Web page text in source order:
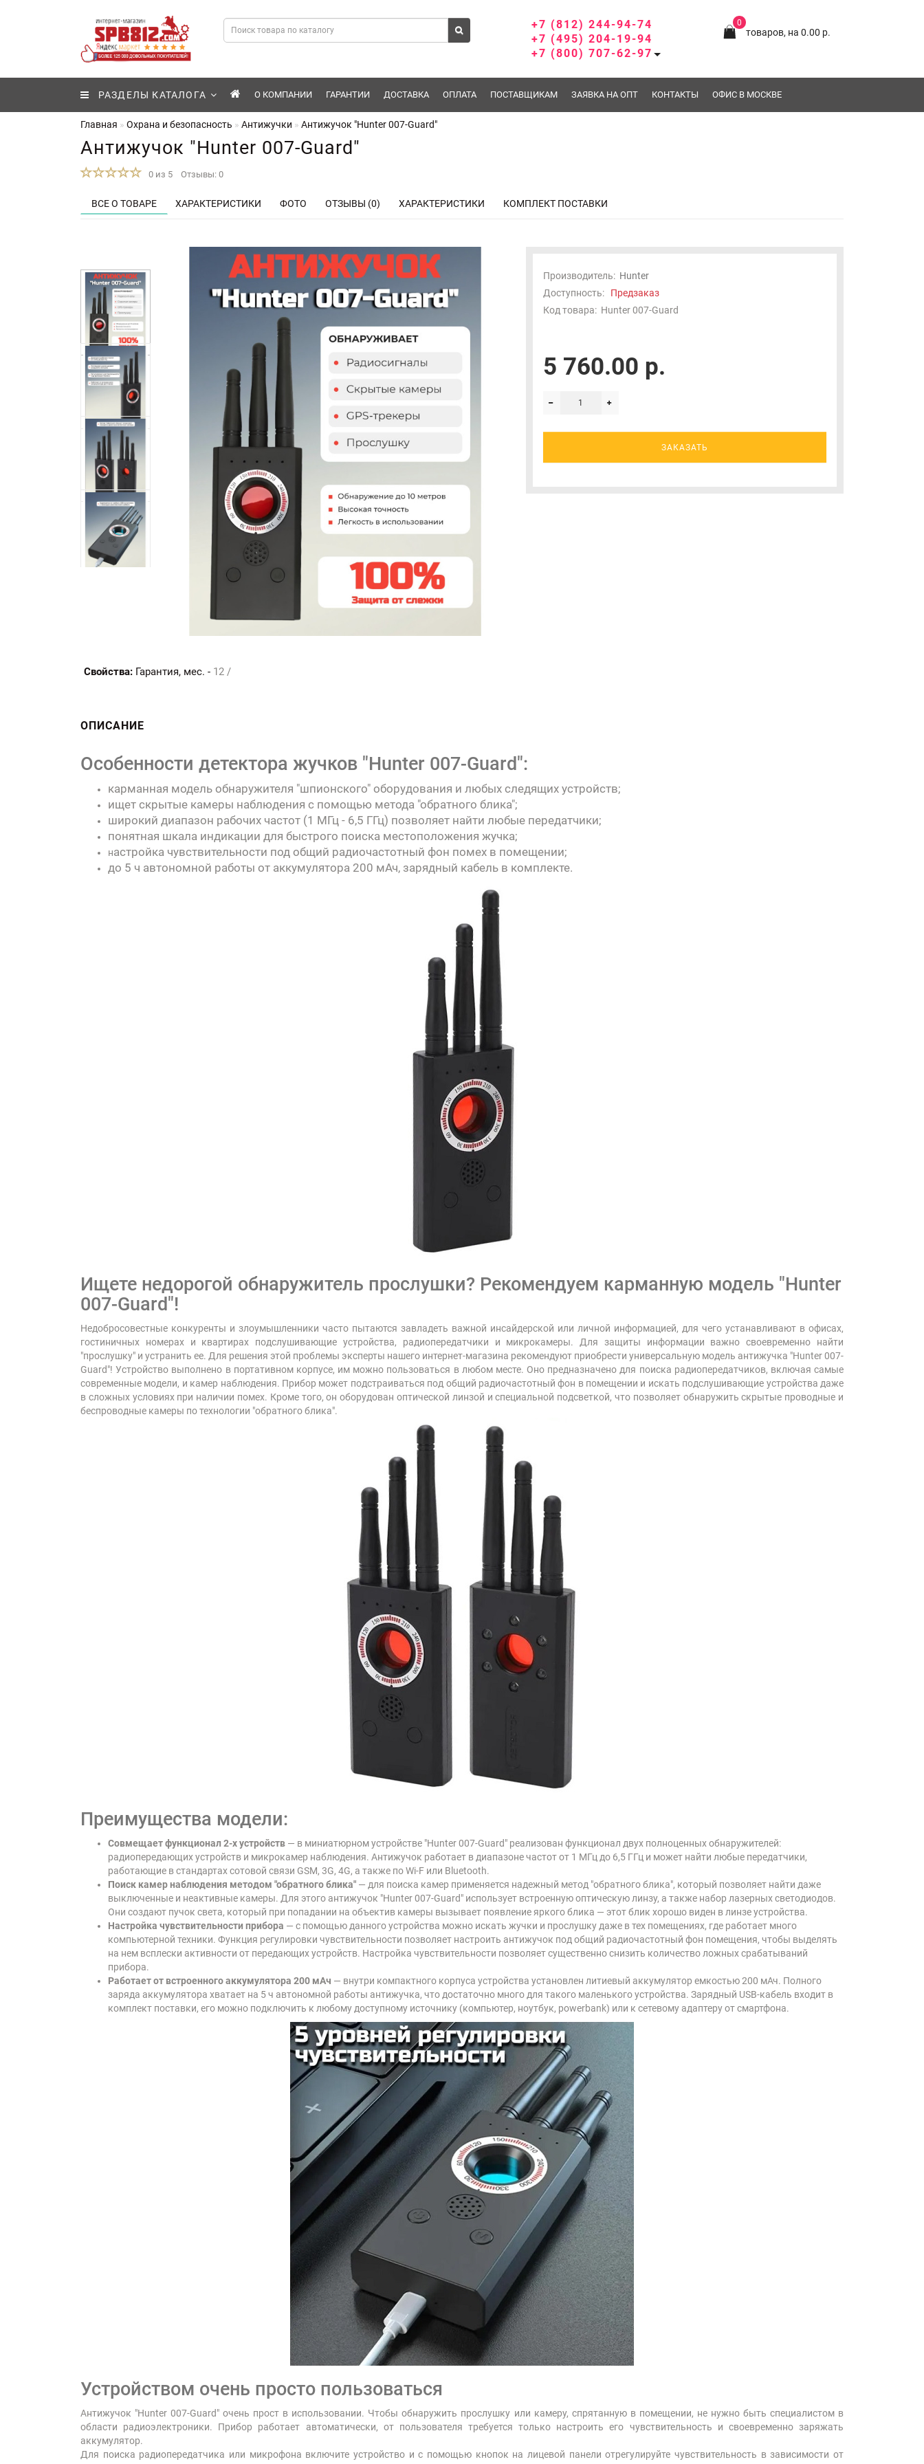
0
товаров, на 0.00 р.
+7 (812) 244-94-74
+7 (495) 204-19-94
+7 (800) 707-62-97
РАЗДЕЛЫ КАТАЛОГА О КОМПАНИИ ГАРАНТИИ ДОСТАВКА ОПЛАТА ПОСТАВЩИКАМ ЗАЯВКА НА ОПТ КОНТАКТЫ ОФИС В МОСКВЕ
Главная Охрана и безопасность Антижучки Антижучок "Hunter 007-Guard"
Антижучок "Hunter 007-Guard"
0 из 5 Отзывы: 0
ВСЕ О ТОВАРЕ ХАРАКТЕРИСТИКИ ФОТО ОТЗЫВЫ (0) ХАРАКТЕРИСТИКИ КОМПЛЕКТ ПОСТАВКИ
Свойства: Гарантия, мес. - 12 /
Производитель: Hunter
Доступность: Предзаказ
Код товара: Hunter 007-Guard
5 760.00 р.
ЗАКАЗАТЬ
ОПИСАНИЕ
Особенности детектора жучков "Hunter 007-Guard":
карманная модель обнаружителя "шпионского" оборудования и любых следящих устройств;
ищет скрытые камеры наблюдения с помощью метода "обратного блика";
широкий диапазон рабочих частот (1 МГц - 6,5 ГГц) позволяет найти любые передатчики;
понятная шкала индикации для быстрого поиска местоположения жучка;
настройка чувствительности под общий радиочастотный фон помех в помещении;
до 5 ч автономной работы от аккумулятора 200 мАч, зарядный кабель в комплекте.
Ищете недорогой обнаружитель прослушки? Рекомендуем карманную модель "Hunter
007-Guard"!
Недобросовестные конкуренты и злоумышленники часто пытаются завладеть важной инсайдерской или личной информацией, для чего устанавливают в офисах,
гостиничных номерах и квартирах подслушивающие устройства, радиопередатчики и микрокамеры. Для защиты информации важно своевременно найти
"прослушку" и устранить ее. Для решения этой проблемы эксперты нашего интернет-магазина рекомендуют приобрести универсальную модель антижучка "Hunter 007-
Guard"! Устройство выполнено в портативном корпусе, им можно пользоваться в любом месте. Оно предназначено для поиска радиопередатчиков, включая самые
современные модели, и камер наблюдения. Прибор может подстраиваться под общий радиочастотный фон в помещении и искать подслушивающие устройства даже
в сложных условиях при наличии помех. Кроме того, он оборудован оптической линзой и специальной подсветкой, что позволяет обнаружить скрытые проводные и
беспроводные камеры по технологии "обратного блика".
Преимущества модели:
Совмещает функционал 2-х устройств — в миниатюрном устройстве "Hunter 007-Guard" реализован функционал двух полноценных обнаружителей:
радиопередающих устройств и микрокамер наблюдения. Антижучок работает в диапазоне частот от 1 МГц до 6,5 ГГц и может найти любые передатчики,
работающие в стандартах сотовой связи GSM, 3G, 4G, а также по Wi-F или Bluetooth.
Поиск камер наблюдения методом "обратного блика" — для поиска камер применяется надежный метод "обратного блика", который позволяет найти даже
выключенные и неактивные камеры. Для этого антижучок "Hunter 007-Guard" использует встроенную оптическую линзу, а также набор лазерных светодиодов.
Они создают пучок света, который при попадании на объектив камеры вызывает появление яркого блика — этот блик хорошо виден в линзе устройства.
Настройка чувствительности прибора — с помощью данного устройства можно искать жучки и прослушку даже в тех помещениях, где работает много
компьютерной техники. Функция регулировки чувствительности позволяет настроить антижучок под общий радиочастотный фон помещения, чтобы выделять
на нем всплески активности от передающих устройств. Настройка чувствительности позволяет существенно снизить количество ложных срабатываний
прибора.
Работает от встроенного аккумулятора 200 мАч — внутри компактного корпуса устройства установлен литиевый аккумулятор емкостью 200 мАч. Полного
заряда аккумулятора хватает на 5 ч автономной работы антижучка, что достаточно много для такого маленького устройства. Зарядный USB-кабель входит в
комплект поставки, его можно подключить к любому доступному источнику (компьютер, ноутбук, powerbank) или к сетевому адаптеру от смартфона.
Устройством очень просто пользоваться
Антижучок "Hunter 007-Guard" очень прост в использовании. Чтобы обнаружить прослушку или камеру, спрятанную в помещении, не нужно быть специалистом в
области радиоэлектроники. Прибор работает автоматически, от пользователя требуется только настроить его чувствительность и своевременно заряжать
аккумулятор.
Для поиска радиопередатчика или микрофона включите устройство и с помощью кнопок на лицевой панели отрегулируйте чувствительность в зависимости от